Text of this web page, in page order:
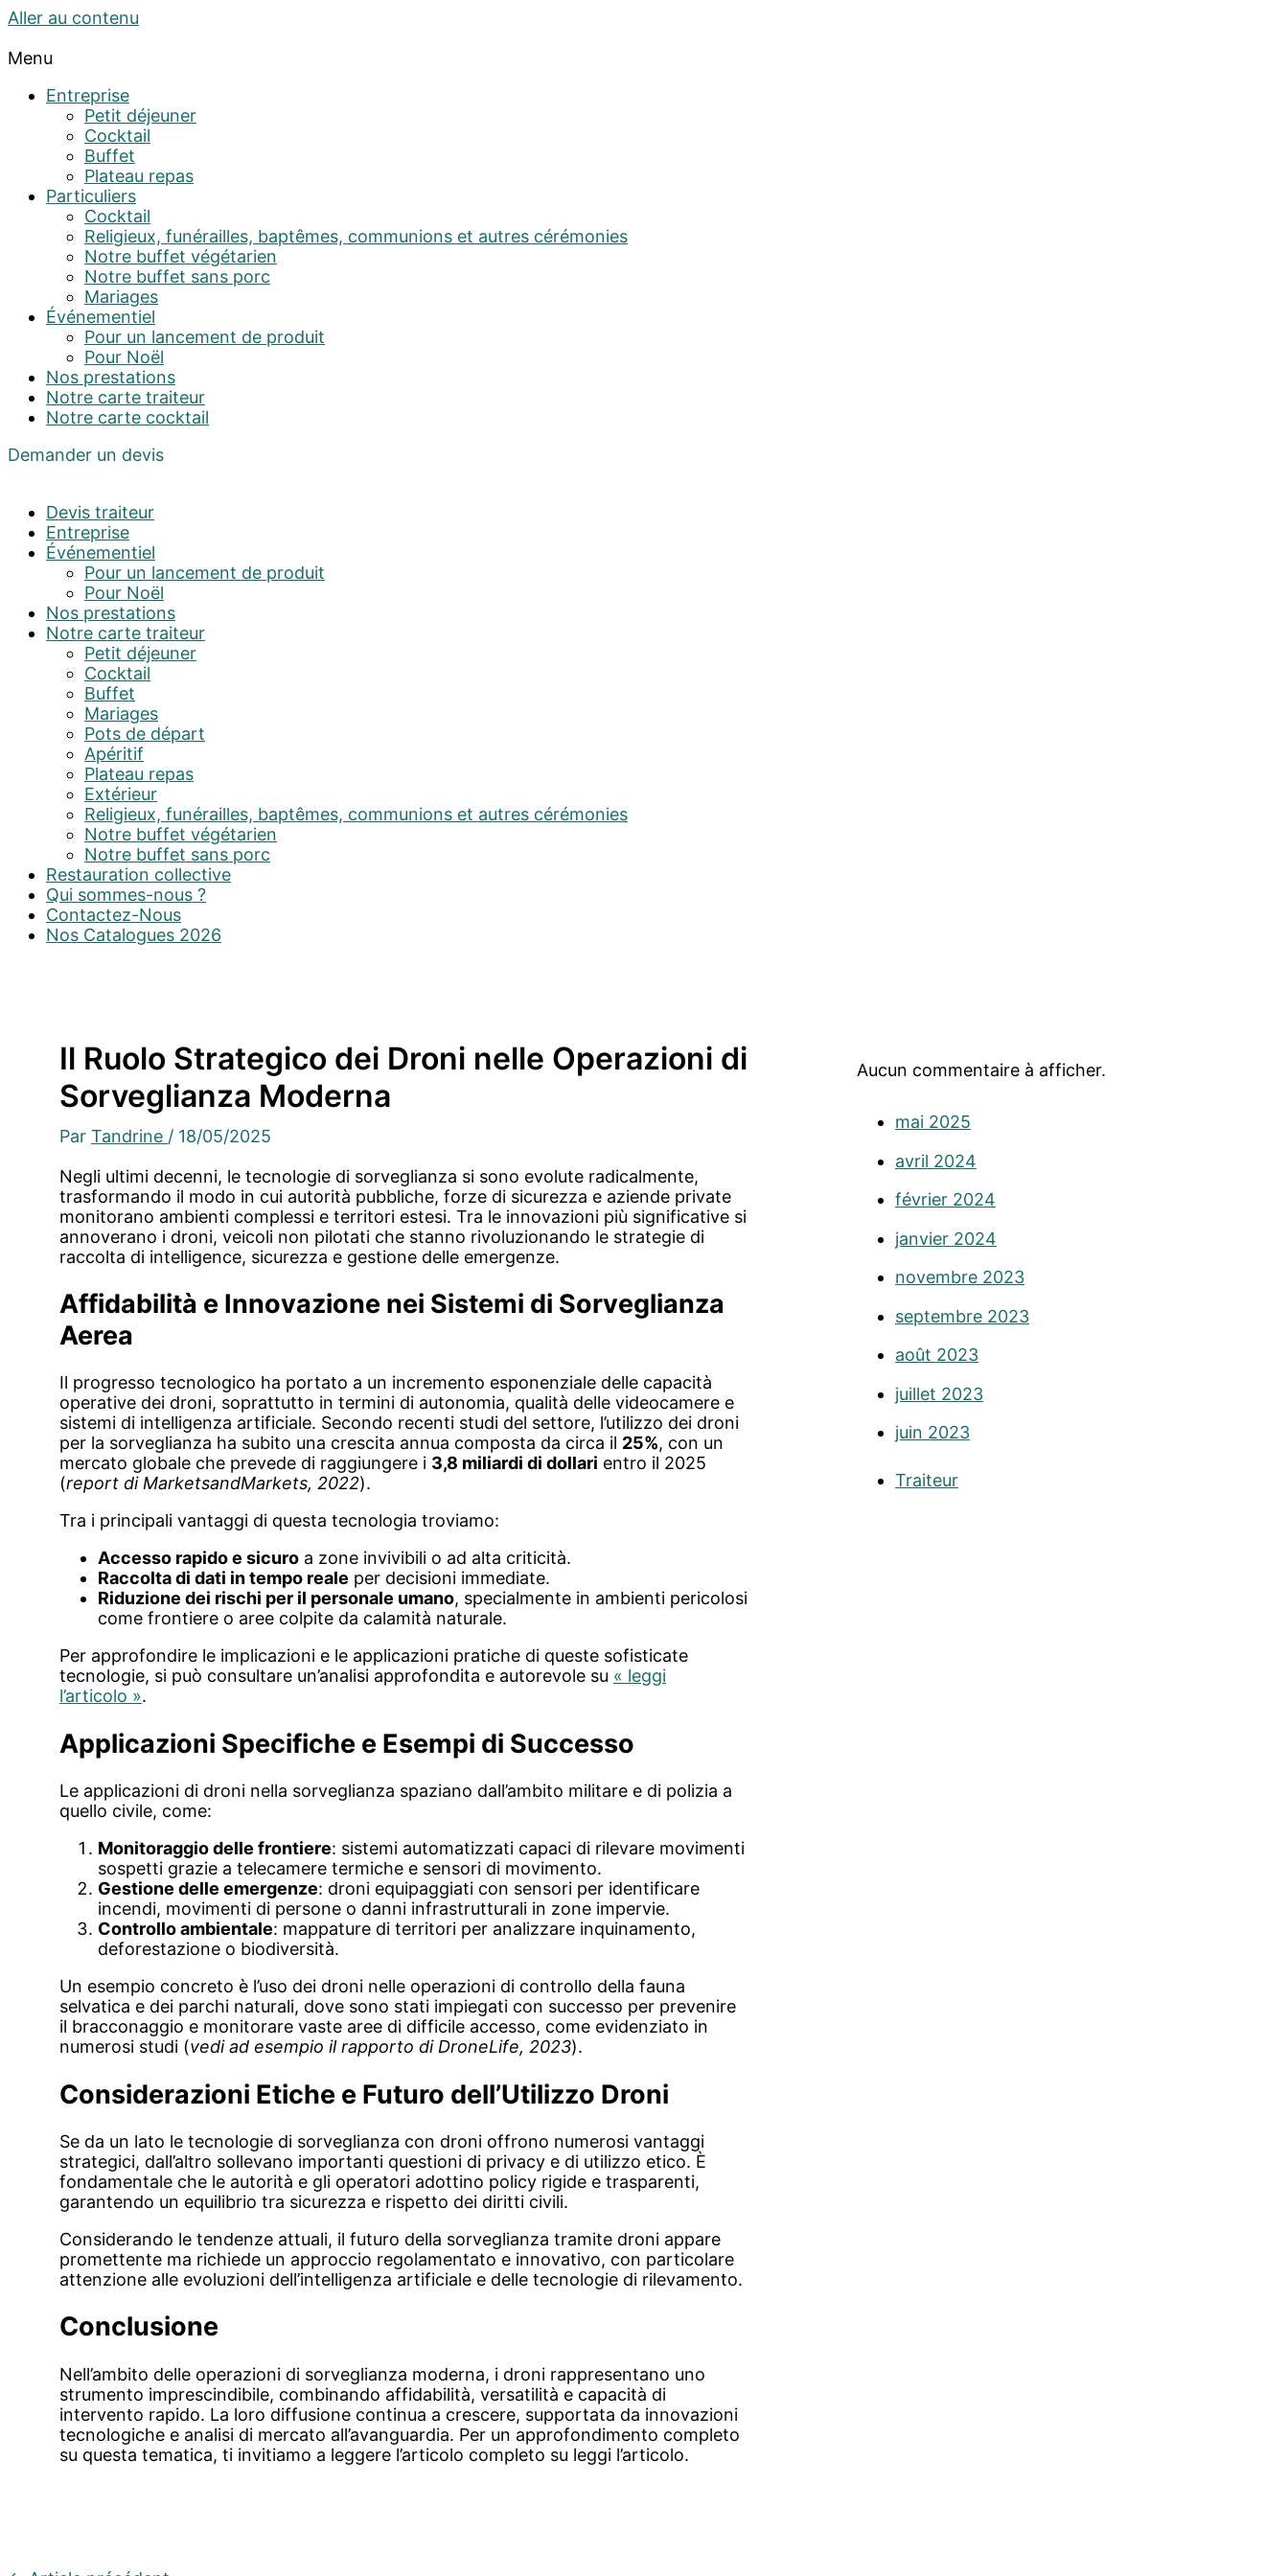
Aller au contenu
Menu
Entreprise
Petit déjeuner
Cocktail
Buffet
Plateau repas
Particuliers
Cocktail
Religieux, funérailles, baptêmes, communions et autres cérémonies
Notre buffet végétarien
Notre buffet sans porc
Mariages
Événementiel
Pour un lancement de produit
Pour Noël
Nos prestations
Notre carte traiteur
Notre carte cocktail
Demander un devis
Devis traiteur
Entreprise
Événementiel
Pour un lancement de produit
Pour Noël
Nos prestations
Notre carte traiteur
Petit déjeuner
Cocktail
Buffet
Mariages
Pots de départ
Apéritif
Plateau repas
Extérieur
Religieux, funérailles, baptêmes, communions et autres cérémonies
Notre buffet végétarien
Notre buffet sans porc
Restauration collective
Qui sommes-nous ?
Contactez-Nous
Nos Catalogues 2026
Il Ruolo Strategico dei Droni nelle Operazioni di
Sorveglianza Moderna
Par Tandrine / 18/05/2025
Negli ultimi decenni, le tecnologie di sorveglianza si sono evolute radicalmente,
trasformando il modo in cui autorità pubbliche, forze di sicurezza e aziende private
monitorano ambienti complessi e territori estesi. Tra le innovazioni più significative si
annoverano i droni, veicoli non pilotati che stanno rivoluzionando le strategie di
raccolta di intelligence, sicurezza e gestione delle emergenze.
Affidabilità e Innovazione nei Sistemi di Sorveglianza
Aerea
Il progresso tecnologico ha portato a un incremento esponenziale delle capacità
operative dei droni, soprattutto in termini di autonomia, qualità delle videocamere e
sistemi di intelligenza artificiale. Secondo recenti studi del settore, l’utilizzo dei droni
per la sorveglianza ha subito una crescita annua composta da circa il 25%, con un
mercato globale che prevede di raggiungere i 3,8 miliardi di dollari entro il 2025
(report di MarketsandMarkets, 2022).
Tra i principali vantaggi di questa tecnologia troviamo:
Accesso rapido e sicuro a zone invivibili o ad alta criticità.
Raccolta di dati in tempo reale per decisioni immediate.
Riduzione dei rischi per il personale umano, specialmente in ambienti pericolosi
come frontiere o aree colpite da calamità naturale.
Per approfondire le implicazioni e le applicazioni pratiche di queste sofisticate
tecnologie, si può consultare un’analisi approfondita e autorevole su « leggi
l’articolo ».
Applicazioni Specifiche e Esempi di Successo
Le applicazioni di droni nella sorveglianza spaziano dall’ambito militare e di polizia a
quello civile, come:
Monitoraggio delle frontiere: sistemi automatizzati capaci di rilevare movimenti
sospetti grazie a telecamere termiche e sensori di movimento.
Gestione delle emergenze: droni equipaggiati con sensori per identificare
incendi, movimenti di persone o danni infrastrutturali in zone impervie.
Controllo ambientale: mappature di territori per analizzare inquinamento,
deforestazione o biodiversità.
Un esempio concreto è l’uso dei droni nelle operazioni di controllo della fauna
selvatica e dei parchi naturali, dove sono stati impiegati con successo per prevenire
il bracconaggio e monitorare vaste aree di difficile accesso, come evidenziato in
numerosi studi (vedi ad esempio il rapporto di DroneLife, 2023).
Considerazioni Etiche e Futuro dell’Utilizzo Droni
Se da un lato le tecnologie di sorveglianza con droni offrono numerosi vantaggi
strategici, dall’altro sollevano importanti questioni di privacy e di utilizzo etico. È
fondamentale che le autorità e gli operatori adottino policy rigide e trasparenti,
garantendo un equilibrio tra sicurezza e rispetto dei diritti civili.
Considerando le tendenze attuali, il futuro della sorveglianza tramite droni appare
promettente ma richiede un approccio regolamentato e innovativo, con particolare
attenzione alle evoluzioni dell’intelligenza artificiale e delle tecnologie di rilevamento.
Conclusione
Nell’ambito delle operazioni di sorveglianza moderna, i droni rappresentano uno
strumento imprescindibile, combinando affidabilità, versatilità e capacità di
intervento rapido. La loro diffusione continua a crescere, supportata da innovazioni
tecnologiche e analisi di mercato all’avanguardia. Per un approfondimento completo
su questa tematica, ti invitiamo a leggere l’articolo completo su leggi l’articolo.
Aucun commentaire à afficher.
mai 2025
avril 2024
février 2024
janvier 2024
novembre 2023
septembre 2023
août 2023
juillet 2023
juin 2023
Traiteur